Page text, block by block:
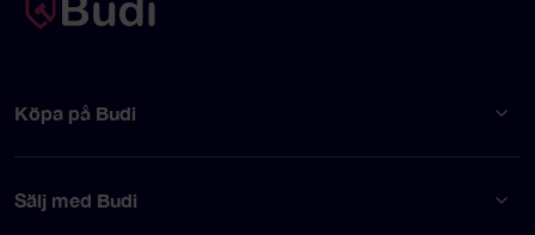
Köpa på Budi
Sälj med Budi